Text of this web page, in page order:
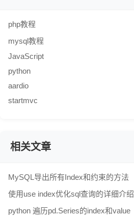
php教程
mysql教程
JavaScript
python
aardio
startmvc
相关文章
MySQL导出所有Index和约束的方法
使用use index优化sql查询的详细介绍
python 遍历pd.Series的index和value